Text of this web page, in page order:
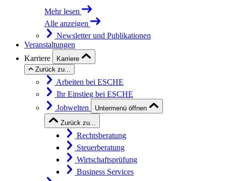
Mehr lesen
Alle anzeigen
Newsletter und Publikationen
Veranstaltungen
Karriere
Karriere
Zurück zu...
Arbeiten bei ESCHE
Ihr Einstieg bei ESCHE
Jobwelten
Untermenü öffnen
Zurück zu...
Rechtsberatung
Steuerberatung
Wirtschaftsprüfung
Business Services